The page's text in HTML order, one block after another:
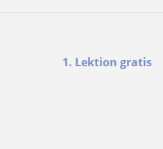
1. Lektion gratis